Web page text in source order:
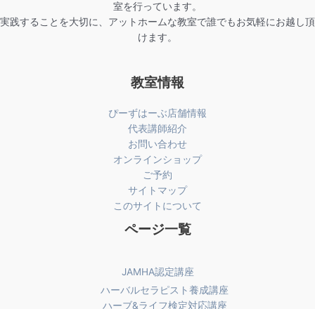
室を行っています。
実践することを大切に、アットホームな教室で誰でもお気軽にお越し頂
けます。
教室情報
ぴーずはーぶ店舗情報
代表講師紹介
お問い合わせ
オンラインショップ
ご予約
サイトマップ
このサイトについて
ページ一覧
JAMHA認定講座
ハーバルセラピスト養成講座
ハーブ&ライフ検定対応講座